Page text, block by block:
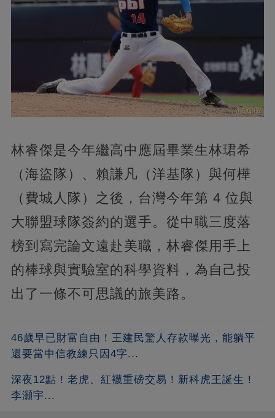
林睿傑是今年繼高中應屆畢業生林珺希
（海盜隊）、賴謙凡（洋基隊）與何樺
（費城人隊）之後，台灣今年第 4 位與
大聯盟球隊簽約的選手。從中職三度落
榜到寫完論文遠赴美職，林睿傑用手上
的棒球與實驗室的科學資料，為自己投
出了一條不可思議的旅美路。
46歲早已財富自由！王建民驚人存款曝光，能躺平
還要當中信教練只因4字...
深夜12點！老虎、紅襪重磅交易！新科虎王誕生！
李灝宇...